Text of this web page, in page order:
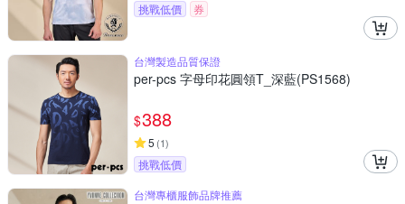
挑戰低價 券
台灣製造品質保證
per-pcs 字母印花圓領T_深藍(PS1568)
$388
5 (1)
挑戰低價
台灣專櫃服飾品牌推薦